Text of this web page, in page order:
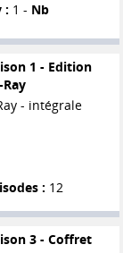
: 1 - Nb
1 - Edition
- intégrale
: 12
3 - Coffret